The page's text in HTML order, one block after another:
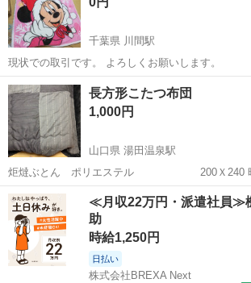
千葉県 川間駅
現状での取引です。 よろしくお願いします。
千葉 野田市 川間駅 寝具
長方形こたつ布団
1,000円
山口県 湯田温泉駅
炬燵ぶとん ポリエステル 200Ｘ240 昨冬 使用するつ
もりで、準備していましたが使用していません。
りますが、十分使用できます。興味のある方は、
中ですので、早い者勝ちです、
山口 山口市 湯田温泉駅 寝具
≪月収22万円・派遣社員≫
助
時給1,250円
日払い
株式会社BREXA Next